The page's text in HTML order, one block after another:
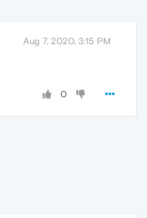
Aug 7, 2020, 3:15 PM
0